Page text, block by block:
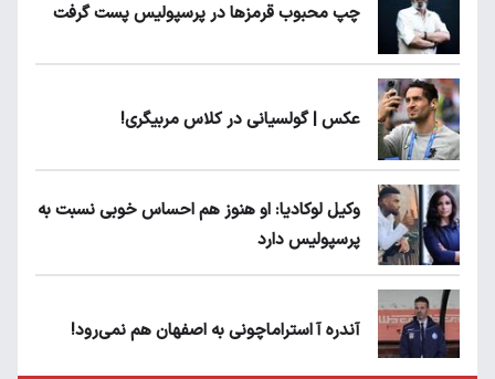
چپ محبوب قرمزها در پرسپولیس پست گرفت
عکس | گولسیانی در کلاس مربیگری!
وکیل لوکادیا: او هنوز هم احساس خوبی نسبت به
پرسپولیس دارد
آندره آ استراماچونی به اصفهان هم نمی‌رود!